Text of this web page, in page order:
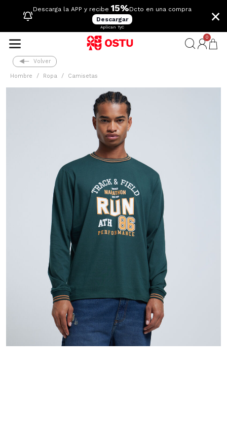
Descarga la APP y recibe 15%Dcto en una compra
Descargar
Aplican TyC
×
0
Volver
Hombre Ropa Camisetas